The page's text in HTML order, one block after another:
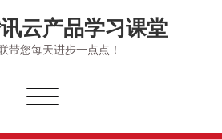
云产品学习课堂
带您每天进步一点点！
切
导